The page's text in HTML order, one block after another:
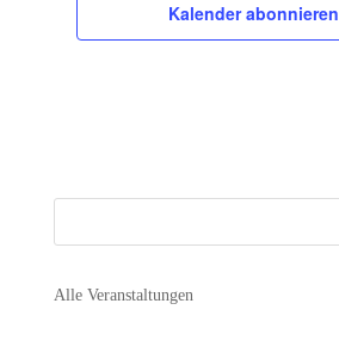
Kalender abonnieren
Alle Veranstaltungen